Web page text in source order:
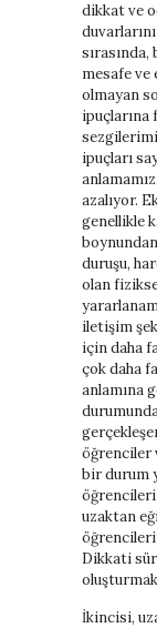
dikkat ve
mesafe
olmayan
ipuçlarına
ipuçları
azalıyor.
genellikle
duruşu,
olan
iletişim
için daha
çok daha
anlamına
öğrenciler
bir durum
uzaktan
Dikkati
İkincisi,